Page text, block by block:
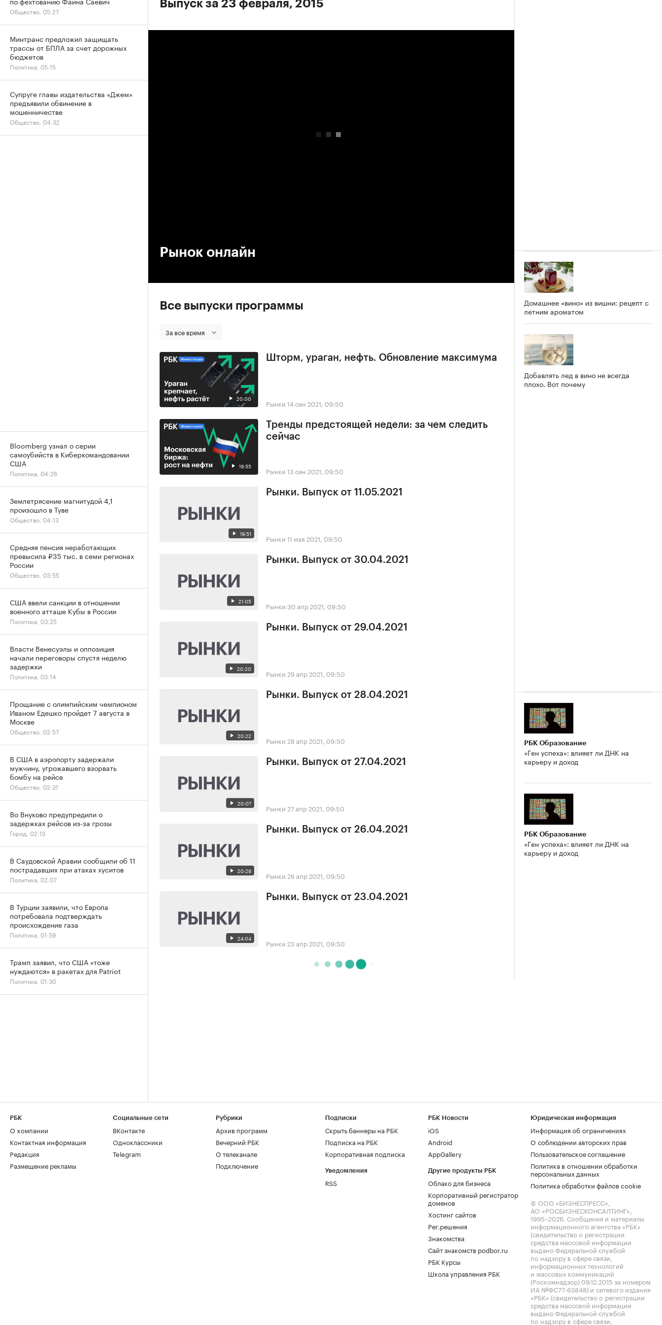
Выпуск за 23 февраля, 2015
Рынок онлайн
Все выпуски программы
За все время
20:00
Шторм, ураган, нефть. Обновление максимума
Рынки 14 сен 2021, 09:50
19:55
Тренды предстоящей недели: за чем следить
сейчас
Рынки 13 сен 2021, 09:50
19:51
Рынки. Выпуск от 11.05.2021
Рынки 11 мая 2021, 09:50
21:05
Рынки. Выпуск от 30.04.2021
Рынки 30 апр 2021, 09:50
20:20
Рынки. Выпуск от 29.04.2021
Рынки 29 апр 2021, 09:50
20:22
Рынки. Выпуск от 28.04.2021
Рынки 28 апр 2021, 09:50
20:07
Рынки. Выпуск от 27.04.2021
Рынки 27 апр 2021, 09:50
20:28
Рынки. Выпуск от 26.04.2021
Рынки 26 апр 2021, 09:50
24:04
Рынки. Выпуск от 23.04.2021
Рынки 23 апр 2021, 09:50
Домашнее «вино» из вишни: рецепт с
летним ароматом
Добавлять лед в вино не всегда
плохо. Вот почему
РБК Образование
«Ген успеха»: влияет ли ДНК на
карьеру и доход
РБК Образование
«Ген успеха»: влияет ли ДНК на
карьеру и доход
Общество, 05:27
Минтранс предложил защищать
трассы от БПЛА за счет дорожных
бюджетов
Политика, 05:15
Супруге главы издательства «Джем»
предъявили обвинение в
мошенничестве
Общество, 04:32
Bloomberg узнал о серии
самоубийств в Киберкомандовании
США
Политика, 04:26
Землетрясение магнитудой 4,1
произошло в Туве
Общество, 04:13
Средняя пенсия неработающих
превысила ₽35 тыс. в семи регионах
России
Общество, 03:55
США ввели санкции в отношении
военного атташе Кубы в России
Политика, 03:25
Власти Венесуэлы и оппозиция
начали переговоры спустя неделю
задержки
Политика, 03:14
Прощание с олимпийским чемпионом
Иваном Едешко пройдет 7 августа в
Москве
Общество, 02:57
В США в аэропорту задержали
мужчину, угрожавшего взорвать
бомбу на рейсе
Общество, 02:31
Во Внуково предупредили о
задержках рейсов из-за грозы
Город, 02:13
В Саудовской Аравии сообщили об 11
пострадавших при атаках хуситов
Политика, 02:07
В Турции заявили, что Европа
потребовала подтверждать
происхождение газа
Политика, 01:59
Трамп заявил, что США «тоже
нуждаются» в ракетах для Patriot
Политика, 01:30
РБК
О компании
Контактная информация
Редакция
Размещение рекламы
Социальные сети
ВКонтакте
Одноклассники
Telegram
Рубрики
Архив программ
Вечерний РБК
О телеканале
Подключение
Подписки
Скрыть баннеры на РБК
Подписка на РБК
Корпоративная подписка
Уведомления
RSS
РБК Новости
iOS
Android
AppGallery
Другие продукты РБК
Облако для бизнеса
Корпоративный регистратор
доменов
Хостинг сайтов
Рег.решения
Знакомства
Сайт знакомств podbor.ru
РБК Курсы
Школа управления РБК
Юридическая информация
Информация об ограничениях
О соблюдении авторских прав
Пользовательское соглашение
Политика в отношении обработки
персональных данных
Политика обработки файлов cookie
© ООО «БИЗНЕСПРЕСС»,
АО «РОСБИЗНЕСКОНСАЛТИНГ»,
1995–2026. Сообщения и материалы
информационного агентства «РБК»
(свидетельство о регистрации
средства массовой информации
выдано Федеральной службой
по надзору в сфере связи,
информационных технологий
и массовых коммуникаций
(Роскомнадзор) 09.12.2015 за номером
ИА №ФС77-63848) и сетевого издания
«РБК» (свидетельство о регистрации
средства массовой информации
выдано Федеральной службой
по надзору в сфере связи,